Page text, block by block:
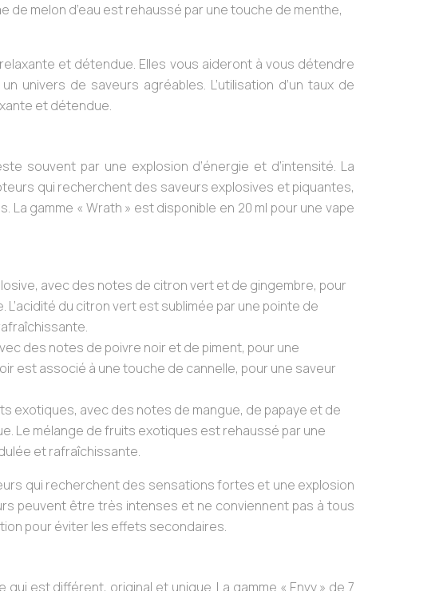
de melon d’eau est rehaussé par une touche de menthe,
et détendue. Elles vous aideront à vous détendre
univers de saveurs agréables. L’utilisation d’un taux de
et détendue.
souvent par une explosion d’énergie et d’intensité. La
qui recherchent des saveurs explosives et piquantes,
gamme « Wrath » est disponible en 20 ml pour une vape
avec des notes de citron vert et de gingembre, pour
du citron vert est sublimée par une pointe de
des notes de poivre noir et de piment, pour une
est associé à une touche de cannelle, pour une saveur
exotiques, avec des notes de mangue, de papaye et de
Le mélange de fruits exotiques est rehaussé par une
et rafraîchissante.
qui recherchent des sensations fortes et une explosion
peuvent être très intenses et ne conviennent pas à tous
pour éviter les effets secondaires.
est différent, original et unique. La gamme « Envy » de 7